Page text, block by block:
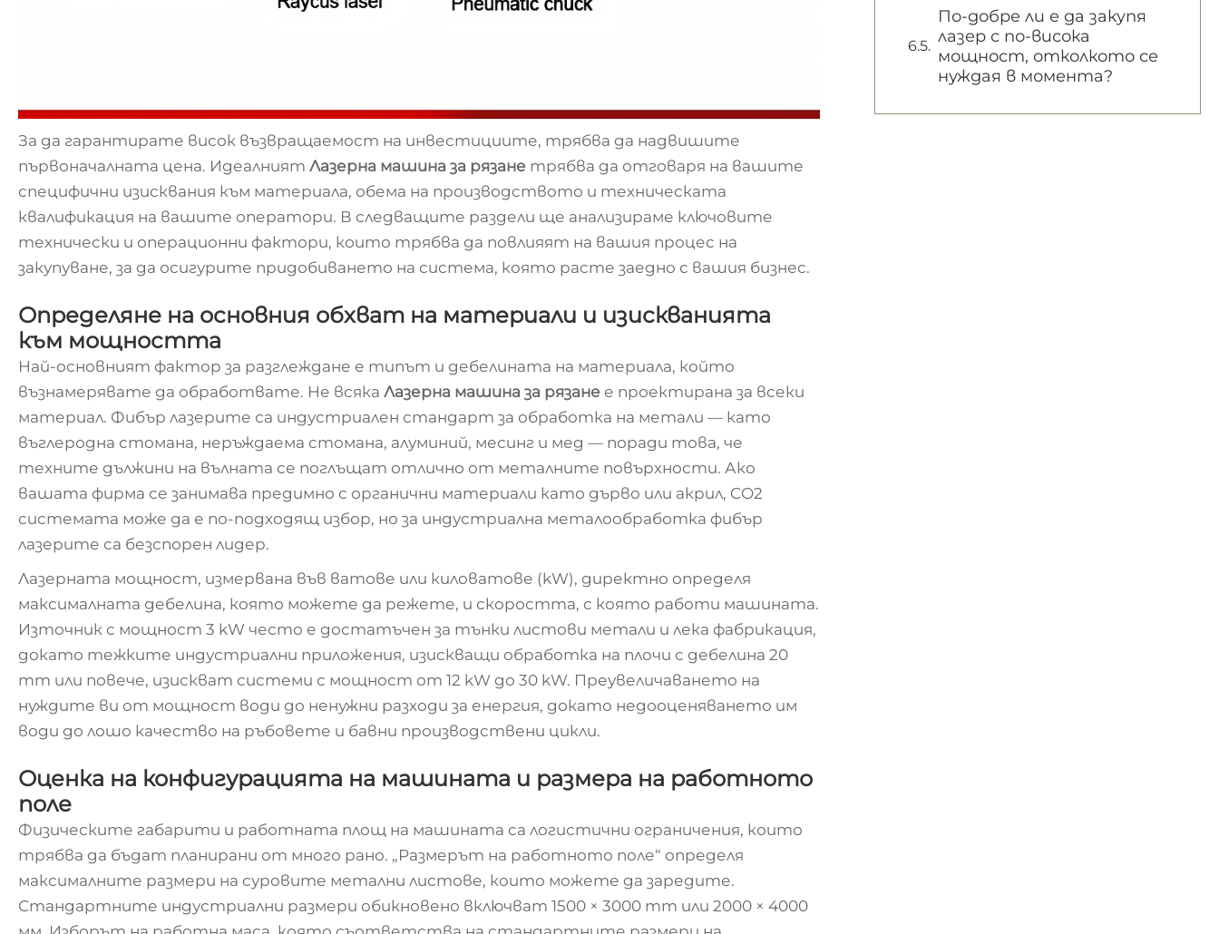
За да гарантирате висок възвращаемост на инвестициите, трябва да надвишите
първоначалната цена. Идеалният Лазерна машина за рязане трябва да отговаря на вашите
специфични изисквания към материала, обема на производството и техническата
квалификация на вашите оператори. В следващите раздели ще анализираме ключовите
технически и операционни фактори, които трябва да повлияят на вашия процес на
закупуване, за да осигурите придобиването на система, която расте заедно с вашия бизнес.
Определяне на основния обхват на материали и изискванията
към мощността
Най-основният фактор за разглеждане е типът и дебелината на материала, който
възнамерявате да обработвате. Не всяка Лазерна машина за рязане е проектирана за всеки
материал. Фибър лазерите са индустриален стандарт за обработка на метали — като
въглеродна стомана, неръждаема стомана, алуминий, месинг и мед — поради това, че
техните дължини на вълната се поглъщат отлично от металните повърхности. Ако
вашата фирма се занимава предимно с органични материали като дърво или акрил, CO2
системата може да е по-подходящ избор, но за индустриална металообработка фибър
лазерите са безспорен лидер.
Лазерната мощност, измервана във ватове или киловатове (kW), директно определя
максималната дебелина, която можете да режете, и скоростта, с която работи машината.
Източник с мощност 3 kW често е достатъчен за тънки листови метали и лека фабрикация,
докато тежките индустриални приложения, изискващи обработка на плочи с дебелина 20
mm или повече, изискват системи с мощност от 12 kW до 30 kW. Преувеличаването на
нуждите ви от мощност води до ненужни разходи за енергия, докато недооценяването им
води до лошо качество на ръбовете и бавни производствени цикли.
Оценка на конфигурацията на машината и размера на работното
поле
Физическите габарити и работната площ на машината са логистични ограничения, които
трябва да бъдат планирани от много рано. „Размерът на работното поле“ определя
максималните размери на суровите метални листове, които можете да заредите.
Стандартните индустриални размери обикновено включват 1500 × 3000 mm или 2000 × 4000
По-добре ли е да закупя
лазер с по-висока
мощност, отколкото се
нуждая в момента?